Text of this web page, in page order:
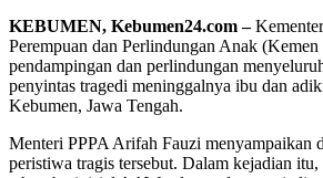
KEBUMEN, Kebumen24.com –
Perempuan dan Perlindungan Anak
pendampingan dan perlindungan
penyintas tragedi meninggalnya ibu dan
Kebumen, Jawa Tengah.
Menteri PPPA Arifah Fauzi menyampaikan
peristiwa tragis tersebut. Dalam kejadian itu,